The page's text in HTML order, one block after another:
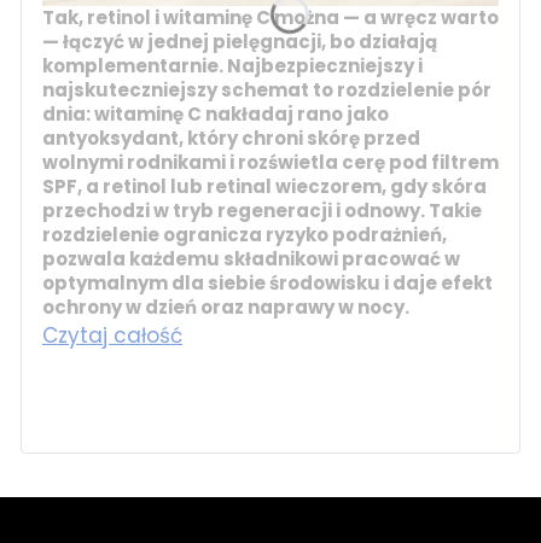
Tak, retinol i witaminę C można — a wręcz warto
— łączyć w jednej pielęgnacji, bo działają
komplementarnie. Najbezpieczniejszy i
najskuteczniejszy schemat to rozdzielenie pór
dnia:witaminę C nakładaj rano jako
antyoksydant, który chroni skórę przed
wolnymi rodnikami i rozświetla cerę pod filtrem
SPF, a retinol lub retinalwieczorem, gdy skóra
przechodzi w tryb regeneracji i odnowy. Takie
rozdzielenie ogranicza ryzyko podrażnień,
pozwala każdemu składnikowi pracować w
optymalnym dla siebie środowisku i daje efekt
ochrony w dzień oraz naprawy w nocy.
Czytaj całość